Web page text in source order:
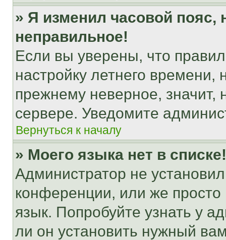
» Я изменил часовой пояс,
неправильное!
Если вы уверены, что
настройку летнего
прежнему неверное, значит,
сервере. Уведомите
Вернуться к началу
» Моего языка нет в списке!
Администратор не
конференции, или же
язык. Попробуйте узнать у
ли он установить нужный